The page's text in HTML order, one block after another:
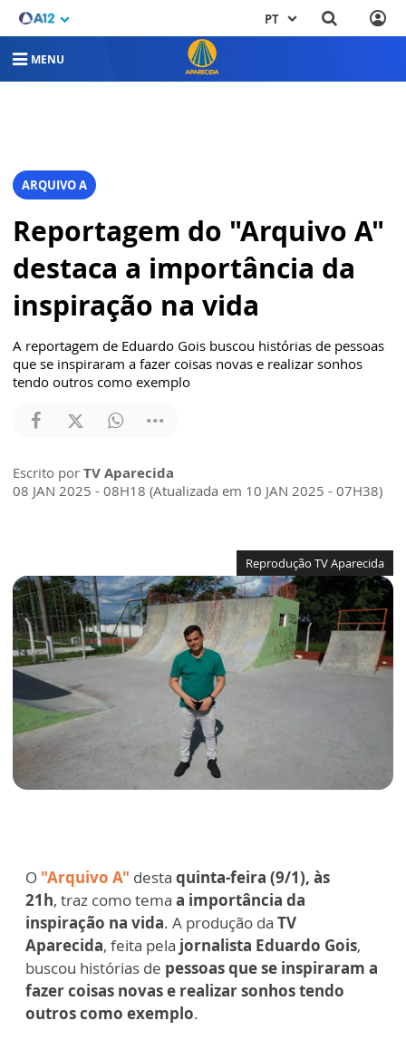
PT
MENU
ARQUIVO A
Reportagem do "Arquivo A"
destaca a importância da
inspiração na vida
A reportagem de Eduardo Gois buscou histórias de pessoas
que se inspiraram a fazer coisas novas e realizar sonhos
tendo outros como exemplo
Escrito por TV Aparecida
08 JAN 2025 - 08H18 (Atualizada em 10 JAN 2025 - 07H38)
Reprodução TV Aparecida
O "Arquivo A" desta quinta-feira (9/1), às
21h, traz como tema a importância da
inspiração na vida. A produção da TV
Aparecida, feita pela jornalista Eduardo Gois,
buscou histórias de pessoas que se inspiraram a
fazer coisas novas e realizar sonhos tendo
outros como exemplo.